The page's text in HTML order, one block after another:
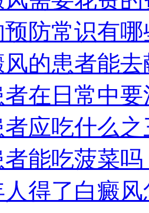
防常识有
的患者能
在日常中
应吃什么
能吃菠菜吗
得了白癜